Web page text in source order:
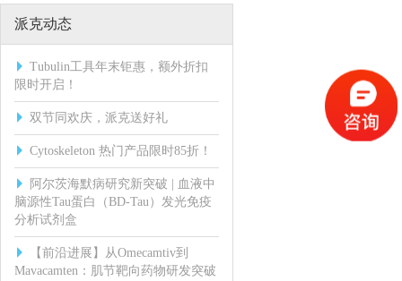
派克动态
Tubulin工具年末钜惠，额外折扣
限时开启！
双节同欢庆，派克送好礼
Cytoskeleton 热门产品限时85折！
阿尔茨海默病研究新突破 | 血液中
脑源性Tau蛋白（BD-Tau）发光免疫
分析试剂盒
【前沿进展】从Omecamtiv到
Mavacamten：肌节靶向药物研发突破